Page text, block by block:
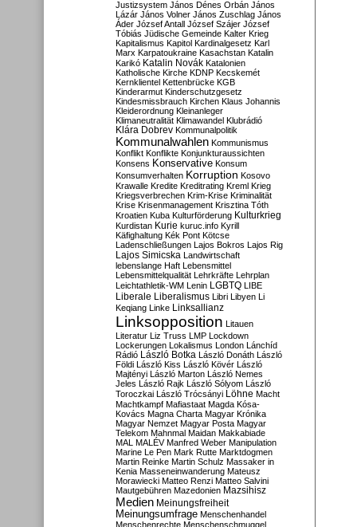
Justizsystem János Dénes Orbán János
Lázár János Volner János Zuschlag János
Áder József Antall József Szájer József
Tóbiás Jüdische Gemeinde Kalter Krieg
Kapitalismus Kapitol Kardinalgesetz Karl
Marx Karpatoukraine Kasachstan Katalin
Karikó Katalin Novák Katalonien
Katholische Kirche KDNP Kecskemét
Kernklientel Kettenbrücke KGB
Kinderarmut Kinderschutzgesetz
Kindesmissbrauch Kirchen Klaus Johannis
Kleiderordnung Kleinanleger
Klimaneutralität Klimawandel Klubrádió
Klára Dobrev Kommunalpolitik
Kommunalwahlen Kommunismus
Konflikt Konflikte Konjunkturaussichten
Konsens Konservative Konsum
Konsumverhalten Korruption Kosovo
Krawalle Kredite Kreditrating Kreml Krieg
Kriegsverbrechen Krim-Krise Kriminalität
Krise Krisenmanagement Krisztina Tóth
Kroatien Kuba Kulturförderung Kulturkrieg
Kurdistan Kurie kuruc.info Kyrill
Käfighaltung Kék Pont Kötcse
Ladenschließungen Lajos Bokros Lajos Rig
Lajos Simicska Landwirtschaft
lebenslange Haft Lebensmittel
Lebensmittelqualität Lehrkräfte Lehrplan
Leichtathletik-WM Lenin LGBTQ LIBE
Liberale Liberalismus Libri Libyen Li
Keqiang Linke Linksallianz
Linksopposition Litauen
Literatur Liz Truss LMP Lockdown
Lockerungen Lokalismus London Lánchíd
Rádió
László Botka László Donáth László
Földi László Kiss László Kövér László
Majtényi László Marton László Nemes
Jeles László Rajk László Sólyom László
Toroczkai László Trócsányi Löhne Macht
Machtkampf Mafiastaat Magda Kósa-
Kovács Magna Charta Magyar Krónika
Magyar Nemzet Magyar Posta Magyar
Telekom Mahnmal Maidan Makkabiade
MAL MALÉV Manfred Weber Manipulation
Marine Le Pen Mark Rutte Marktdogmen
Martin Reinke Martin Schulz Massaker in
Kenia Masseneinwanderung Mateusz
Morawiecki Matteo Renzi Matteo Salvini
Mautgebühren Mazedonien Mazsihisz
Medien Meinungsfreiheit
Meinungsumfrage Menschenhandel
Menschenrechte Menschenschmuggel